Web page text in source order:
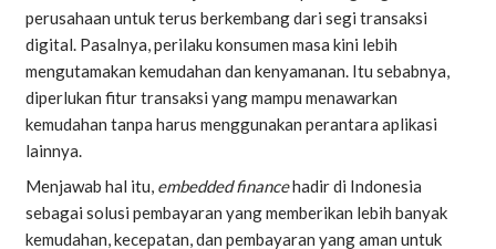
perusahaan untuk terus berkembang dari segi transaksi
digital. Pasalnya, perilaku konsumen masa kini lebih
mengutamakan kemudahan dan kenyamanan. Itu sebabnya,
diperlukan fitur transaksi yang mampu menawarkan
kemudahan tanpa harus menggunakan perantara aplikasi
lainnya.
Menjawab hal itu, embedded financehadir di Indonesia
sebagai solusi pembayaran yang memberikan lebih banyak
kemudahan, kecepatan, dan pembayaran yang aman untuk